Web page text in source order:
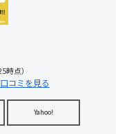
時点）
コミを見る
Yahoo!